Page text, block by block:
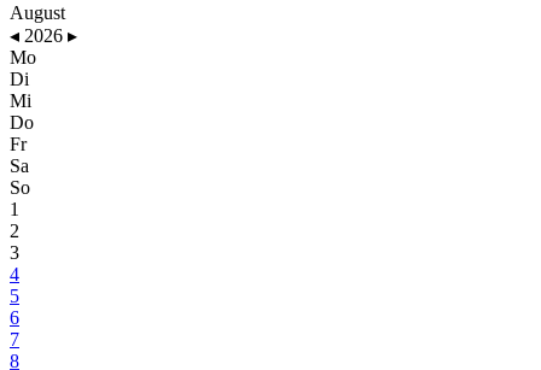
August
◂ 2026 ▸
Mo
Di
Mi
Do
Fr
Sa
So
1
2
3
4
5
6
7
8